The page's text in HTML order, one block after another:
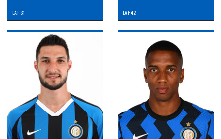
LAT: 31 LAT: 42